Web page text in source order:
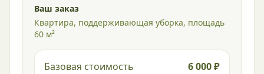
Ваш заказ
Квартира, поддерживающая уборка, площадь
60 м²
Базовая стоимость
6 000 ₽